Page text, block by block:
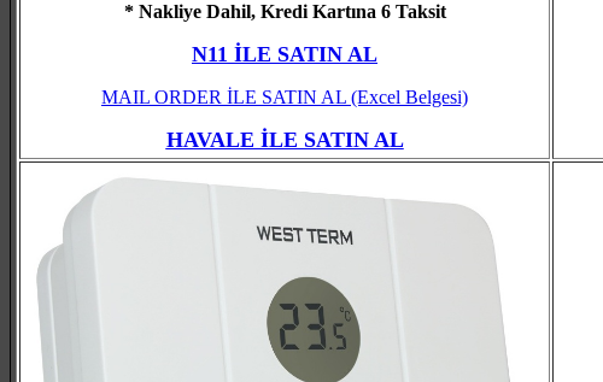
* Nakliye Dahil, Kredi Kartına 6 Taksit
N11 İLE SATIN AL
MAIL ORDER İLE SATIN AL (Excel Belgesi)
HAVALE İLE SATIN AL